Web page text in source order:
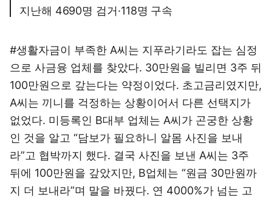
지난해 4690명 검거·118명 구속
#생활자금이 부족한 A씨는 지푸라기라도 잡는 심정
으로 사금융 업체를 찾았다. 30만원을 빌리면 3주 뒤
100만원으로 갚는다는 약정이었다. 초고금리였지만,
A씨는 끼니를 걱정하는 상황이어서 다른 선택지가
없었다. 미등록인 B대부 업체는 A씨가 곤궁한 상황
인 것을 알고 “담보가 필요하니 알몸 사진을 보내
라”고 협박까지 했다. 결국 사진을 보낸 A씨는 3주
뒤에 100만원을 갚았지만, B업체는 “원금 30만원까
지 더 보내라”며 말을 바꿨다. 연 4000%가 넘는 고